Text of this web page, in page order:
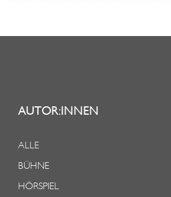
AUTOR:INNEN
ALLE
BÜHNE
HÖRSPIEL